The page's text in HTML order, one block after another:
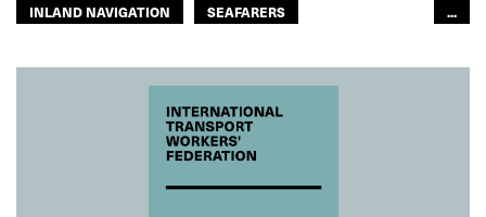
INLAND NAVIGATION
SEAFARERS
...